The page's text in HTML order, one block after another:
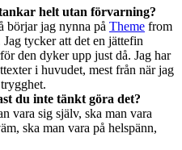
helt utan förvarning?
börjar jag nynna på Theme from
tycker att det en jättefin
den dyker upp just då. Jag har
i huvudet, mest från när jag
du inte tänkt göra det?
vara sig själv, ska man vara
ska man vara på helspänn,